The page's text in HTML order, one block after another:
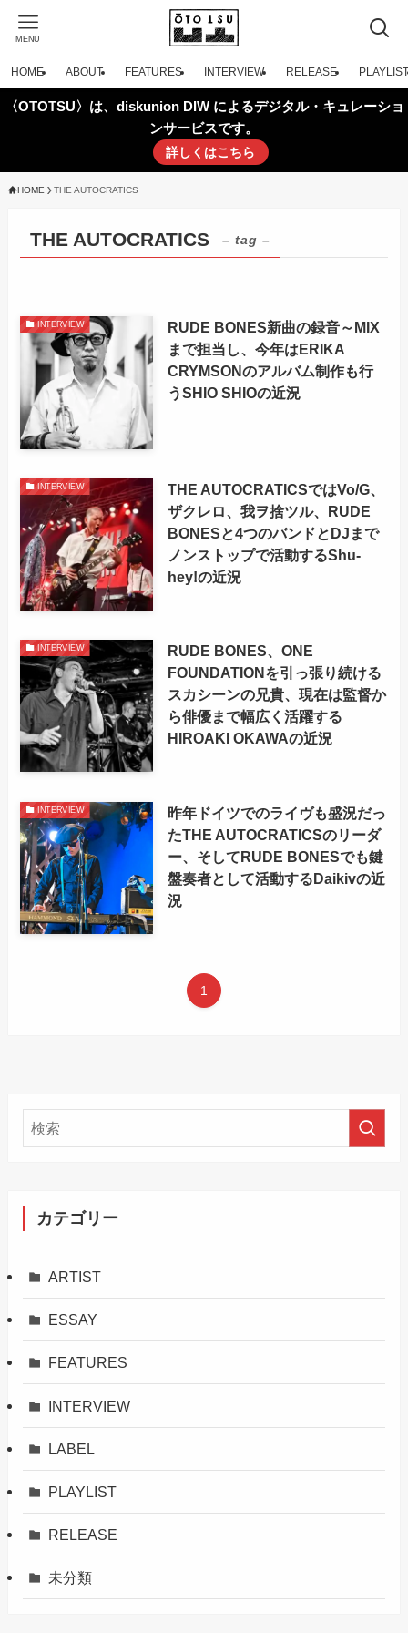
MENU
HOME ABOUT FEATURES INTERVIEW RELEASE PLAYLIST
〈OTOTSU〉は、diskunion DIW によるデジタル・キュレーショ
ンサービスです。
詳しくはこちら
HOME THE AUTOCRATICS
THE AUTOCRATICS – tag –
INTERVIEW
RUDE BONES新曲の録音～MIX
まで担当し、今年はERIKA
CRYMSONのアルバム制作も行
うSHIO SHIOの近況
INTERVIEW
THE AUTOCRATICSではVo/G、
ザクレロ、我ヲ捨ツル、RUDE
BONESと4つのバンドとDJまで
ノンストップで活動するShu-
hey!の近況
INTERVIEW
RUDE BONES、ONE
FOUNDATIONを引っ張り続ける
スカシーンの兄貴、現在は監督か
ら俳優まで幅広く活躍する
HIROAKI OKAWAの近況
INTERVIEW
昨年ドイツでのライヴも盛況だっ
たTHE AUTOCRATICSのリーダ
ー、そしてRUDE BONESでも鍵
盤奏者として活動するDaikivの近
況
1
カテゴリー
ARTIST
ESSAY
FEATURES
INTERVIEW
LABEL
PLAYLIST
RELEASE
未分類